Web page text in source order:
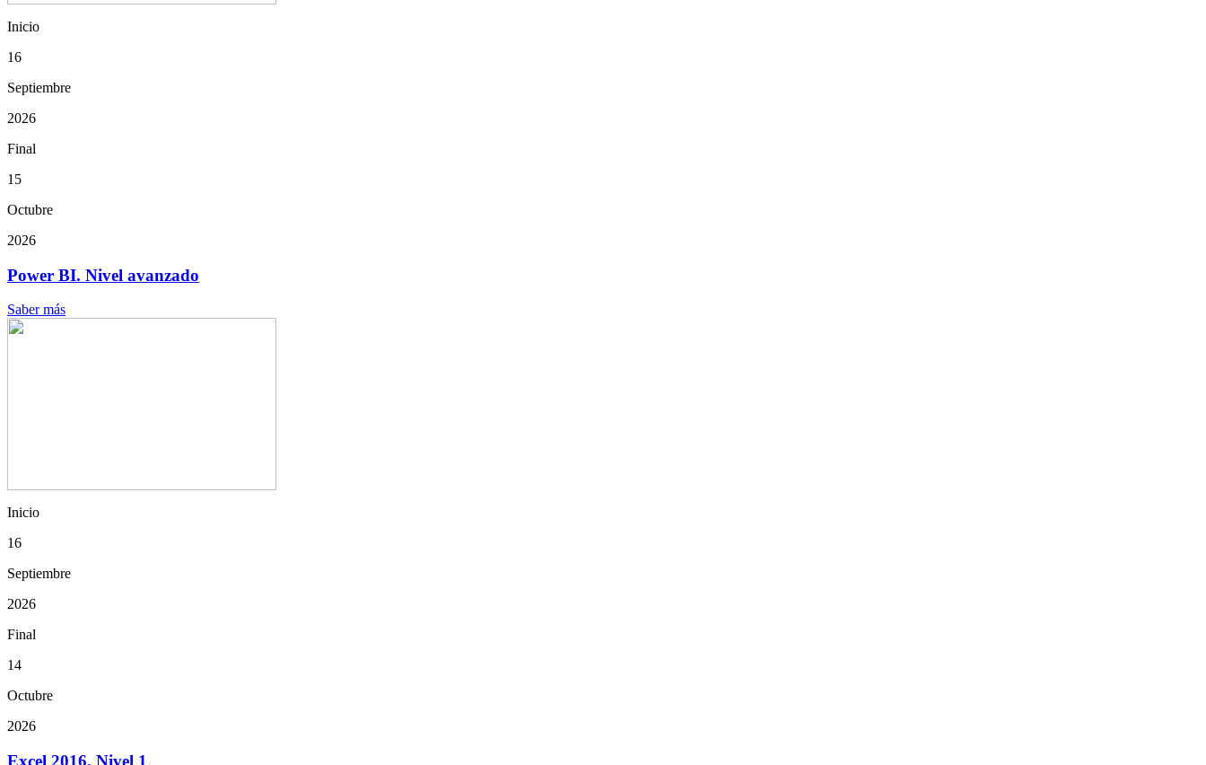
Inicio
16
Septiembre
2026
Final
15
Octubre
2026
Power BI. Nivel avanzado
Saber más
Inicio
16
Septiembre
2026
Final
14
Octubre
2026
Excel 2016. Nivel 1